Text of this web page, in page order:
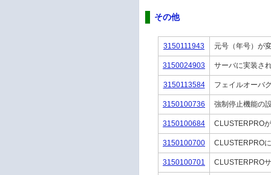
その他
3150111943 元号（年号）が
3150024903 サーバに実装さ
3150113584 フェイルオーバ
3150100736 強制停止機能の
3150100684 CLUSTERPRO
3150100700 CLUSTERPRO
3150100701 CLUSTERPRO